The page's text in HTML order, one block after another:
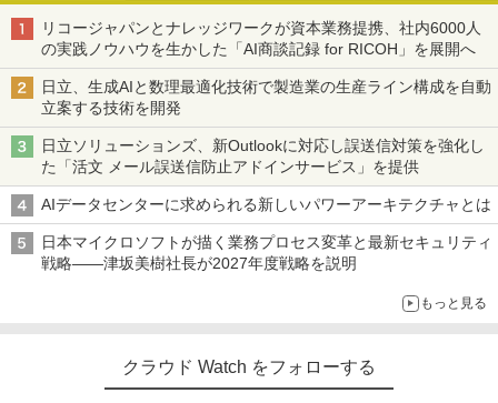
リコージャパンとナレッジワークが資本業務提携、社内6000人
の実践ノウハウを生かした「AI商談記録 for RICOH」を展開へ
日立、生成AIと数理最適化技術で製造業の生産ライン構成を自動
立案する技術を開発
日立ソリューションズ、新Outlookに対応し誤送信対策を強化し
た「活文 メール誤送信防止アドインサービス」を提供
AIデータセンターに求められる新しいパワーアーキテクチャとは
日本マイクロソフトが描く業務プロセス変革と最新セキュリティ
戦略――津坂美樹社長が2027年度戦略を説明
もっと見る
クラウド Watch をフォローする